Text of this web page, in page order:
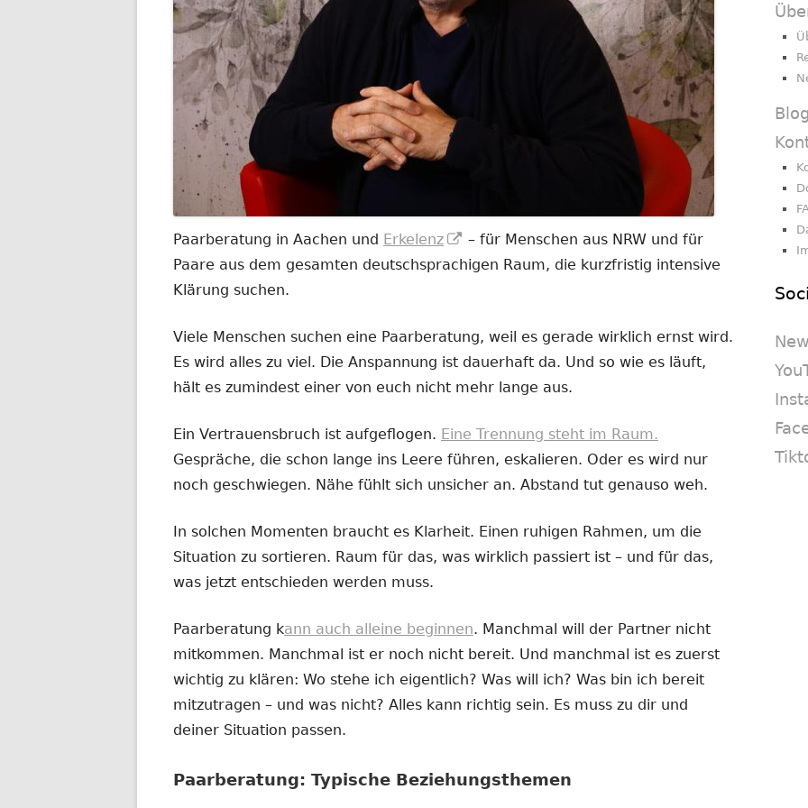
Paarberatung in Aachen und Erkelenz
In
neuem
– für Menschen aus NRW und für
Paare aus dem gesamten deutschsprachigen Raum, die kurzfristig intensive
Klärung suchen.
Viele Menschen suchen eine Paarberatung, weil es gerade wirklich ernst wird.
Es wird alles zu viel. Die Anspannung ist dauerhaft da. Und so wie es läuft,
hält es zumindest einer von euch nicht mehr lange aus.
Ein Vertrauensbruch ist aufgeflogen. Eine Trennung steht im Raum.
Gespräche, die schon lange ins Leere führen, eskalieren. Oder es wird nur
noch geschwiegen. Nähe fühlt sich unsicher an. Abstand tut genauso weh.
In solchen Momenten braucht es Klarheit. Einen ruhigen Rahmen, um die
Situation zu sortieren. Raum für das, was wirklich passiert ist – und für das,
was jetzt entschieden werden muss.
Paarberatung kann auch alleine beginnen. Manchmal will der Partner nicht
mitkommen. Manchmal ist er noch nicht bereit. Und manchmal ist es zuerst
wichtig zu klären: Wo stehe ich eigentlich? Was will ich? Was bin ich bereit
mitzutragen – und was nicht? Alles kann richtig sein. Es muss zu dir und
deiner Situation passen.
Paarberatung: Typische Beziehungsthemen
Blog